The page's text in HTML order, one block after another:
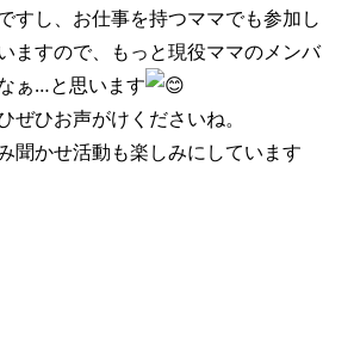
すし、お仕事を持つママでも参加し
ますので、もっと現役ママのメンバ
ぁ…と思います
ぜひお声がけくださいね。
聞かせ活動も楽しみにしています